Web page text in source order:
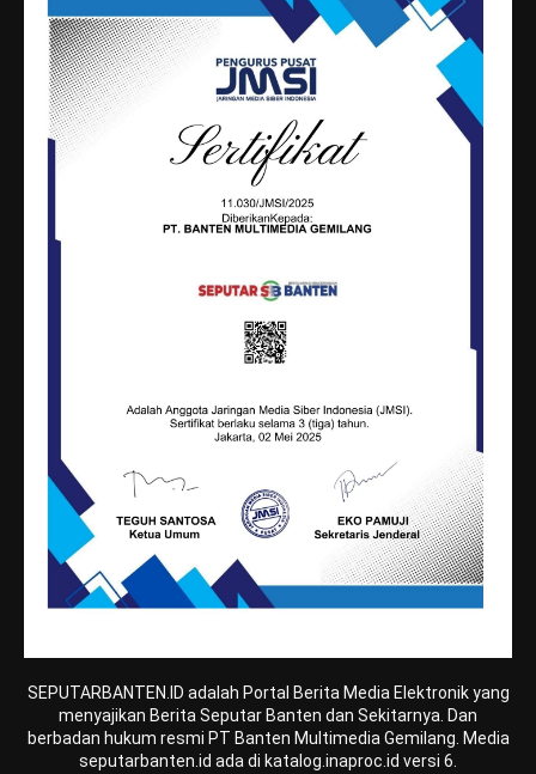
SEPUTARBANTEN.ID adalah Portal Berita Media Elektronik yang
menyajikan Berita Seputar Banten dan Sekitarnya. Dan
berbadan hukum resmi PT Banten Multimedia Gemilang. Media
seputarbanten.id ada di katalog.inaproc.id versi 6.